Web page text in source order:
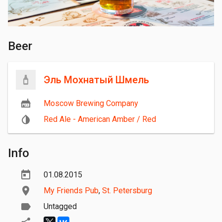
Beer
Эль Мохнатый Шмель
Moscow Brewing Company
Red Ale - American Amber / Red
Info
01.08.2015
My Friends Pub, St. Petersburg
Untagged